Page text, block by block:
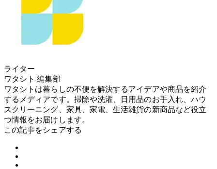
ライター
ワタシト 編集部
ワタシトは暮らしの不便を解決するアイデアや商品を紹介
するメディアです。掃除や洗濯、日用品のお手入れ、ハウ
スクリーニング、家具、家電、生活雑貨の新商品など役立
つ情報をお届けします。
この記事をシェアする